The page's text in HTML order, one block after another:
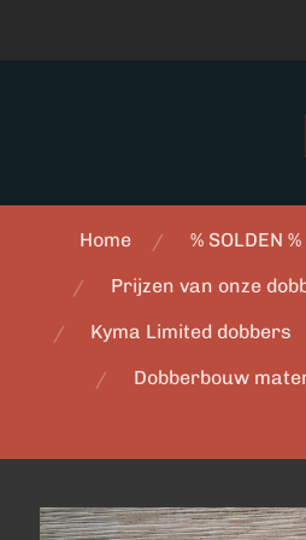
Home % SOLDEN %
Prijzen van onze
Kyma Limited dobbers
Dobberbouw